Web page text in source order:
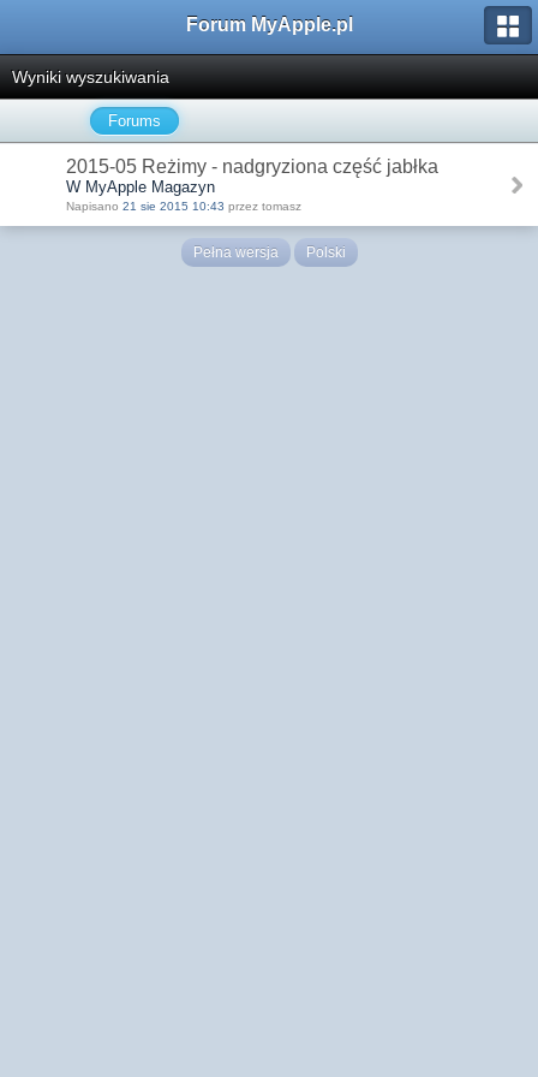
Forum MyApple.pl
Wyniki wyszukiwania
Forums
2015-05 Reżimy - nadgryziona część jabłka
W MyApple Magazyn
Napisano 21 sie 2015 10:43 przez tomasz
Pełna wersja Polski